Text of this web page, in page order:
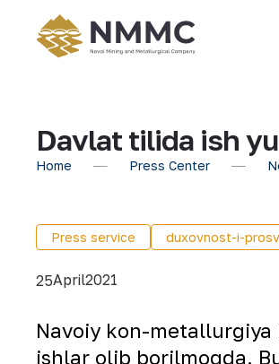
Davlat tilida ish
Home Press Center
Press service duxovnost-i-
25April2021
Navoiy kon-
ishlar olib borilmoqda.